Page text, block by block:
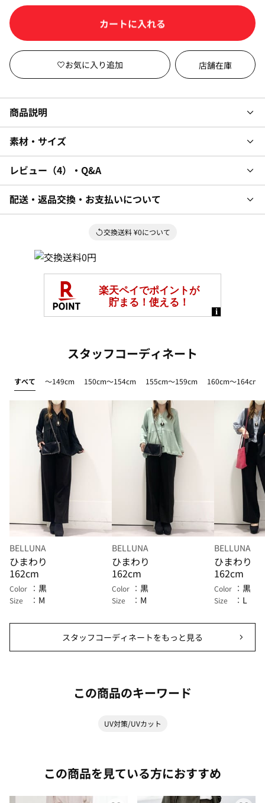
カートに入れる
店舗在庫
商品説明
素材・サイズ
レビュー 4 ・Q&A
配送・返品交換・お支払いについて
交換送料 ¥0について
スタッフコーディネート
すべて ～149cm 150cm～154cm 155cm～159cm 160cm～164cm
BELLUNA
ひまわり
162cm
Color 黒
Size M
BELLUNA
ひまわり
162cm
Color 黒
Size M
BELLUNA
ひまわり
162cm
Color 黒
Size L
スタッフコーディネートをもっと見る
この商品のキーワード
UV対策/UVカット
この商品を見ている方におすすめ